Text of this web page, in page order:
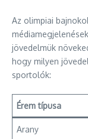
Az olimpiai
jövedelmük
hogy milyen
sportolók:
Érem típusa
Arany